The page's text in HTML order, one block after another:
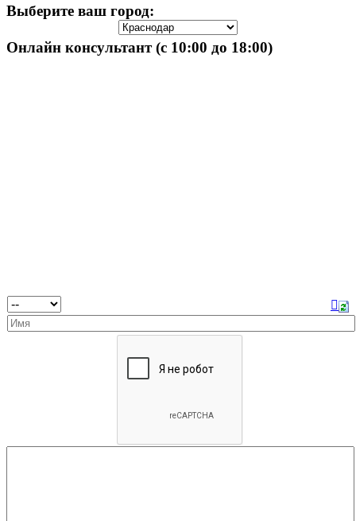
Выберите ваш город:
Онлайн консультант (с 10:00 до 18:00)